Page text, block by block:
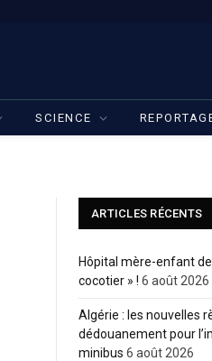
SCIENCE
ARTICLES RÉCENTS
Hôpital mère-enfant
cocotier » ! 6 août 2026
Algérie : les nouvelles
dédouanement pour
minibus 6 août 2026